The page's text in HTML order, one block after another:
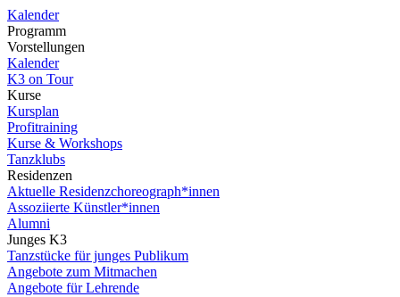
Kalender
Programm
Vorstellungen
Kalender
K3 on Tour
Kurse
Kursplan
Profitraining
Kurse & Workshops
Tanzklubs
Residenzen
Aktuelle Residenzchoreograph*innen
Assoziierte Künstler*innen
Alumni
Junges K3
Tanzstücke für junges Publikum
Angebote zum Mitmachen
Angebote für Lehrende